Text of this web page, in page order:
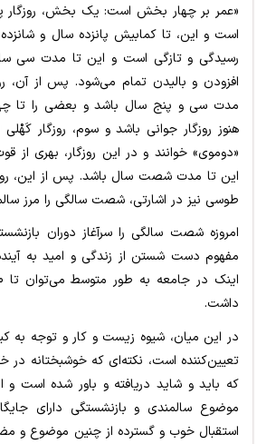
«عمر بر چهار بخش است: یک بخش، روزگار
است و این، تا کمابیش پانزده سال و
رسیدگی و تازگی است و این تا مدت سی
افزودن و بالیدن تمام می‌شود. پس از آن،
مدت سی و پنج سال باشد و بعضی را تا
هنوز روزگار جوانی باشد و سوم، روزگار
«دوموی» خوانند و در این روزگار، بهری از
این تا مدت شصت سال باشد. پس از این،
طوسی نیز در اشارتی، شصت سالگی را مرز
امروزه شصت سالگی را سرآغاز دوران
مفهوم دست شستن از زندگی و امید به
داشت.
در این میان، شیوه زیست و کار و توجه به
تعیین‌کننده است، نکته‌ای که خوشبختانه در
که باید و شاید دریافته و باور شده است و
موضوع سالمندی و بازنشستگی دارای
استقبال خوب و گسترده از چنین موضوع و